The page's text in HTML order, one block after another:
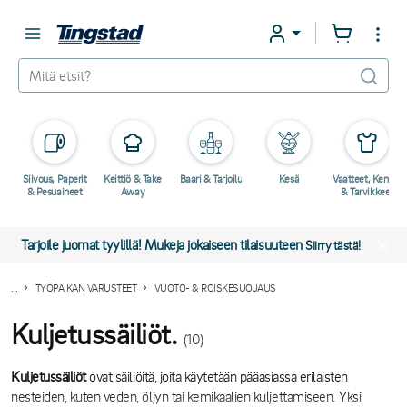
Siivous, Paperit
& Pesuaineet
Keittiö & Take
Away
Baari & Tarjoilu Kesä
Vaatteet, Kengät
& Tarvikkeet
Tarjoile juomat tyylillä! Mukeja jokaiseen tilaisuuteenSiirry tästä!
TYÖPAIKAN VARUSTEET VUOTO- & ROISKESUOJAUS
Kuljetussäiliöt. (10)
Kuljetussäiliötovat säiliöitä, joita käytetään pääasiassa erilaisten
nesteiden, kuten veden, öljyn tai kemikaalien kuljettamiseen. Yksi